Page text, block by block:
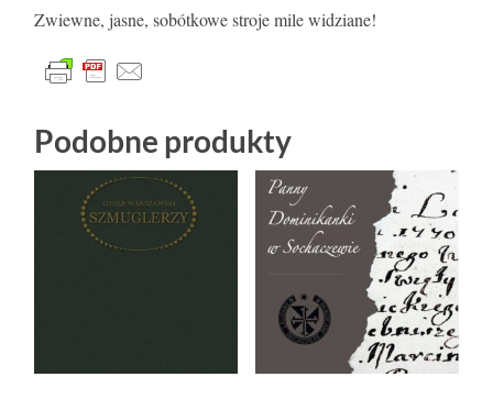
Zwiewne, jasne, sobótkowe stroje mile widziane!
Podobne produkty